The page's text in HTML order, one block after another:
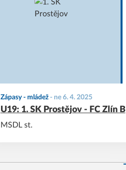
Zápasy - mládež- ne 6. 4. 2025
U19: 1. SK Prostějov - FC Zlín B
MSDL st.